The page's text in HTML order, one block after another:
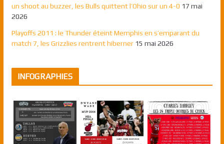
un shoot au buzzer, les Bulls quittent l’Ohio sur un 4-0 17 mai
2026
Playoffs 2011 : le Thunder éteint Memphis en s’emparant du
match 7, les Grizzlies rentrent hiberner 15 mai 2026
INFOGRAPHIES